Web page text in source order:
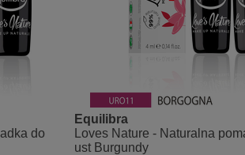
do
Equilibra
Loves Nature - Naturalna
ust Burgundy